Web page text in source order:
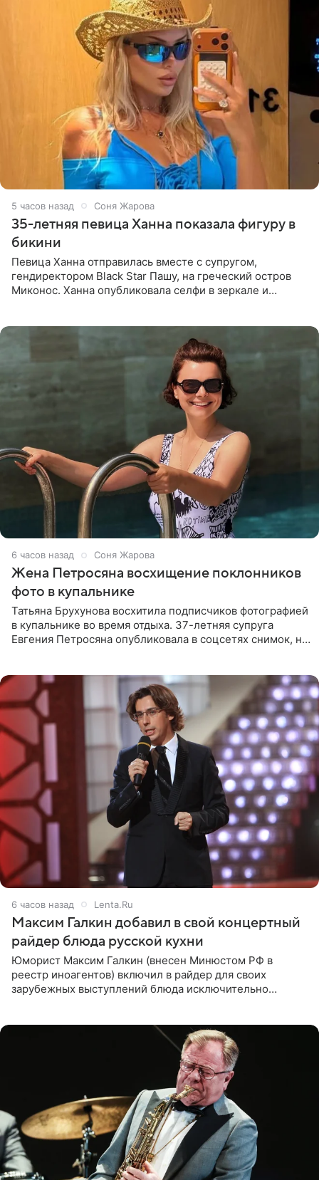
5 часов назад Соня Жарова
35-летняя певица Ханна показала фигуру в
бикини
Певица Ханна отправилась вместе с супругом,
гендиректором Black Star Пашу, на греческий остров
Миконос. Ханна опубликовала селфи в зеркале и
6 часов назад Соня Жарова
Жена Петросяна восхищение поклонников
фото в купальнике
Татьяна Брухунова восхитила подписчиков фотографией
в купальнике во время отдыха. 37-летняя супруга
Евгения Петросяна опубликовала в соцсетях снимок, на
6 часов назад Lenta.Ru
Максим Галкин добавил в свой концертный
райдер блюда русской кухни
Юморист Максим Галкин (внесен Минюстом РФ в
реестр иноагентов) включил в райдер для своих
зарубежных выступлений блюда исключительно